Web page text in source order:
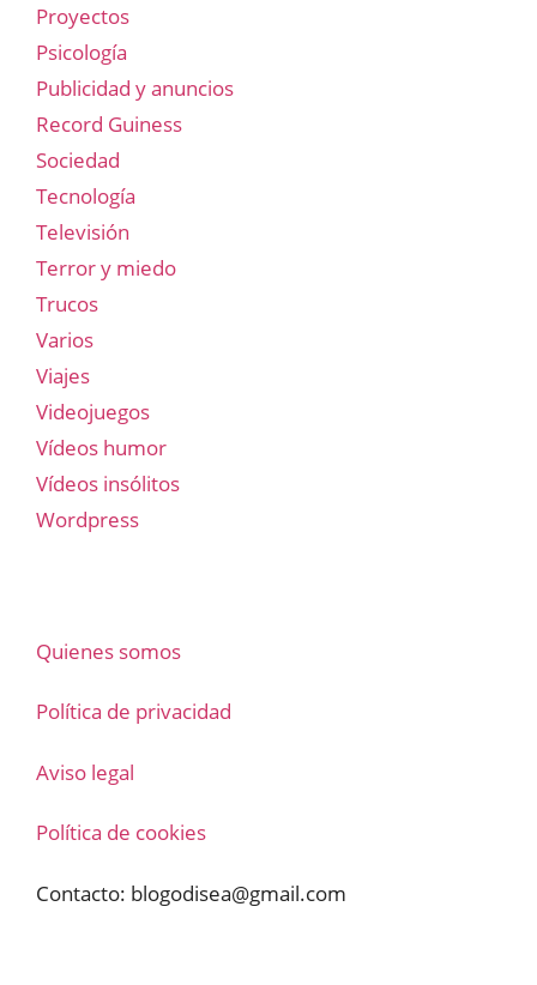
Proyectos
Psicología
Publicidad y anuncios
Record Guiness
Sociedad
Tecnología
Televisión
Terror y miedo
Trucos
Varios
Viajes
Videojuegos
Vídeos humor
Vídeos insólitos
Wordpress
Quienes somos
Política de privacidad
Aviso legal
Política de cookies
Contacto: blogodisea@gmail.com